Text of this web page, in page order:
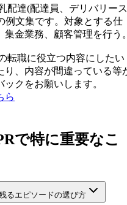
配達(配達員、デリバリース
例文集です。対象とする仕
集金業務、顧客管理を行う
転職に役立つ内容にしたい
り、内容が間違っている等
クをお願いします。
ら
で特に重要なこ
るエピソードの選び方